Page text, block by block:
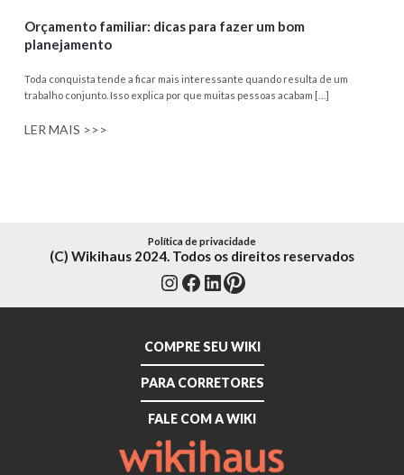
Orçamento familiar: dicas para fazer um bom
planejamento
Toda conquista tende a ficar mais interessante quando resulta de um
trabalho conjunto. Isso explica por que muitas pessoas acabam […]
LER MAIS >>>
Instagram
Facebook
LinkedIn
Pinterest
Política de privacidade
(C) Wikihaus 2024. Todos os direitos reservados
COMPRE SEU WIKI
PARA CORRETORES
FALE COM A WIKI